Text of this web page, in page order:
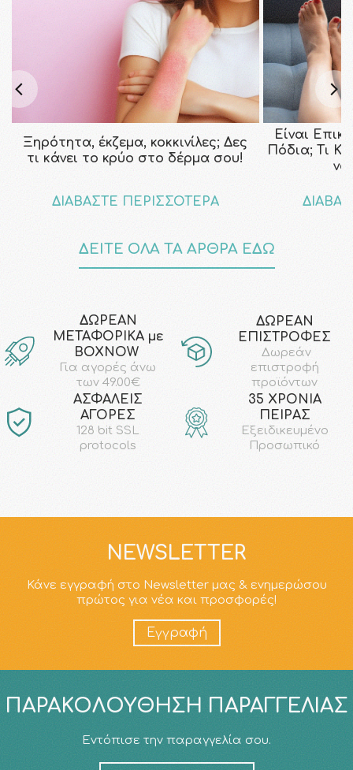
Ξηρότητα, έκζεμα, κοκκινίλες; Δες
τι κάνει το κρύο στο δέρμα σου!
ΔΙΑΒΑΣΤΕ ΠΕΡΙΣΣΟΤΕΡΑ
Είναι
Πόδια; Τι
να
ΔΕΙΤΕ ΟΛΑ ΤΑ ΑΡΘΡΑ ΕΔΩ
ΔΩΡΕΑΝ
ΜΕΤΑΦΟΡΙΚΑ με
ΒΟΧΝΟW
Για αγορές άνω
των 49.00€
ΔΩΡΕΑΝ
ΕΠΙΣΤΡΟΦΕΣ
Δωρεάν
επιστροφή
προϊόντων
AΣΦΑΛΕΙΣ
ΑΓΟΡΕΣ
128 bit SSL
protocols
35 ΧΡΟΝΙΑ
ΠΕΙΡΑΣ
Εξειδικευμένο
Προσωπικό
NEWSLETTER
Κάνε εγγραφή στο Newsletter μας & ενημερώσου
πρώτος για νέα και προσφορές!
Εγγραφή
ΠΑΡΑΚΟΛΟΎΘΗΣΗ ΠΑΡΑΓΓΕΛΊΑΣ
Εντόπισε την παραγγελία σου.